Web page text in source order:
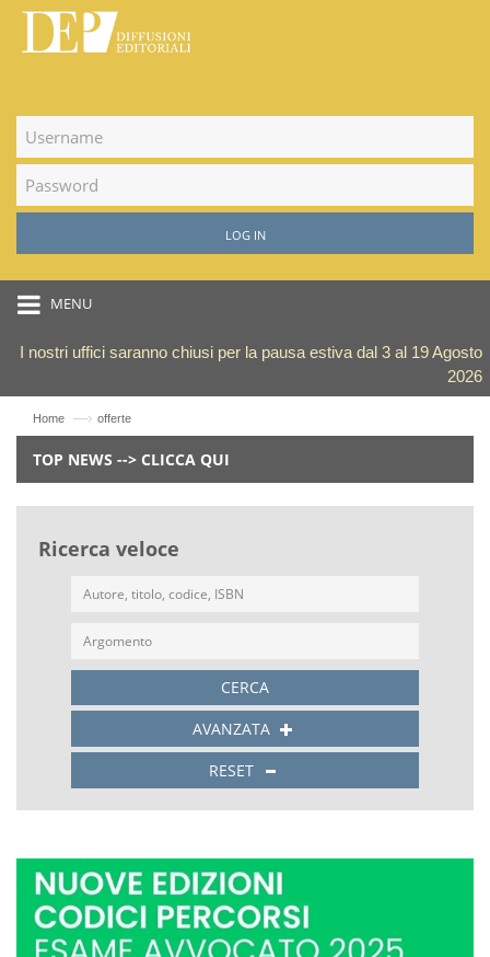
LOG IN
MENU
I nostri uffici saranno chiusi per la pausa estiva dal 3 al 19 Agosto
2026
Home —› offerte
TOP NEWS --> CLICCA QUI
Ricerca veloce
CERCA
AVANZATA
RESET